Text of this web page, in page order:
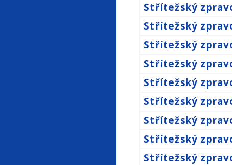
Střítežský
Střítežský
Střítežský
Střítežský
Střítežský
Střítežský
Střítežský
Střítežský
Střítežský